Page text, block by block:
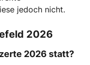
jedoch nicht.
2026
2026 statt?